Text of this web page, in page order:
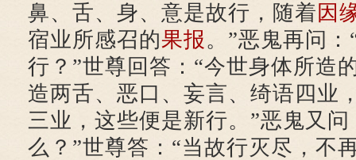
鼻、舌、身、意是故行，随着 因
宿业所感召的果报。”恶鬼再问
行？”世尊回答：“今世身体所造
造两舌、恶口、妄言、绮语四业
三业，这些便是新行。”恶鬼又
么？”世尊答：“当故行灭尽，不